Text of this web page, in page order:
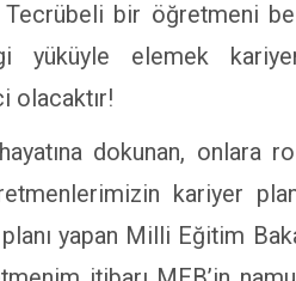
Tecrübeli bir öğretmeni
yüküyle elemek
olacaktır!
dokunan, onlara
kariyer
yapan Milli Eğitim